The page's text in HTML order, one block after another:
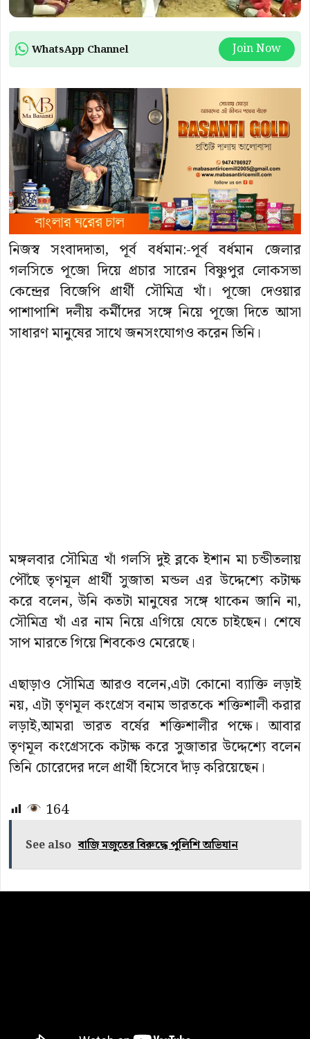
WhatsApp Channel Join Now
নিজস্ব সংবাদদাতা, পূর্ব বর্ধমান:-পূর্ব বর্ধমান জেলার
গলসিতে পূজো দিয়ে প্রচার সারেন বিষ্ণুপুর লোকসভা
কেন্দ্রের বিজেপি প্রার্থী সৌমিত্র খাঁ। পূজো দেওয়ার
পাশাপাশি দলীয় কর্মীদের সঙ্গে নিয়ে পূজো দিতে আসা
সাধারণ মানুষের সাথে জনসংযোগও করেন তিনি।
মঙ্গলবার সৌমিত্র খাঁ গলসি দুই ব্লকে ইশান মা চন্ডীতলায়
পৌঁছে তৃণমূল প্রার্থী সুজাতা মন্ডল এর উদ্দেশ্যে কটাক্ষ
করে বলেন, উনি কতটা মানুষের সঙ্গে থাকেন জানি না,
সৌমিত্র খাঁ এর নাম নিয়ে এগিয়ে যেতে চাইছেন। শেষে
সাপ মারতে গিয়ে শিবকেও মেরেছে।
এছাড়াও সৌমিত্র আরও বলেন,এটা কোনো ব্যাক্তি লড়াই
নয়, এটা তৃণমূল কংগ্রেস বনাম ভারতকে শক্তিশালী করার
লড়াই,আমরা ভারত বর্ষের শক্তিশালীর পক্ষে। আবার
তৃণমূল কংগ্রেসকে কটাক্ষ করে সুজাতার উদ্দেশ্যে বলেন
তিনি চোরেদের দলে প্রার্থী হিসেবে দাঁড় করিয়েছেন।
164
See also বাজি মজুতের বিরুদ্ধে পুলিশি অভিযান